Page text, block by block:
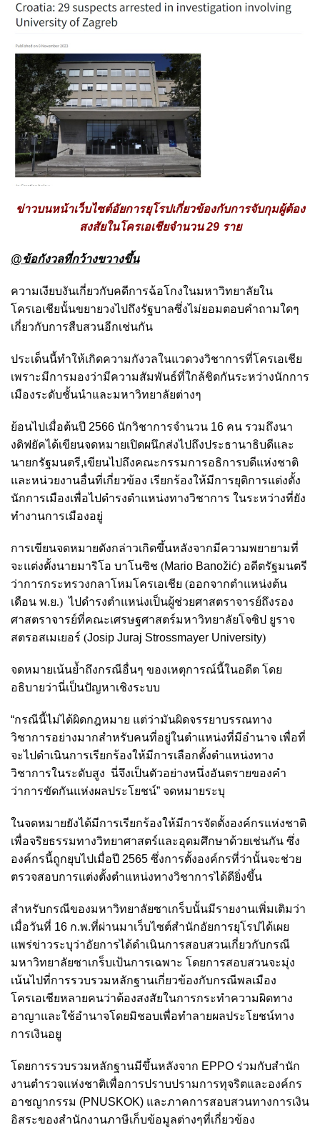
ข่าวบนหน้าเว็บไซต์อัยการยุโรปเกี่ยวข้องกับการจับกุมผู้ต้อง
สงสัยในโครเอเชียจำนวน 29 ราย
@ข้อกังวลที่กว้างขวางขึ้น
ความเงียบงันเกี่ยวกับคดีการฉ้อโกงในมหาวิทยาลัยใน
โครเอเชียนั้นขยายวงไปถึงรัฐบาลซึ่งไม่ยอมตอบคำถามใดๆ
เกี่ยวกับการสืบสวนอีกเช่นกัน
ประเด็นนี้ทำให้เกิดความกังวลในแวดวงวิชาการที่โครเอเชีย
เพราะมีการมองว่ามีความสัมพันธ์ที่ใกล้ชิดกันระหว่างนักการ
เมืองระดับชั้นนำและมหาวิทยาลัยต่างๆ
ย้อนไปเมื่อต้นปี 2566 นักวิชาการจำนวน 16 คน รวมถึงนา
งดิฟยัคได้เขียนจดหมายเปิดผนึกส่งไปถึงประธานาธิบดีและ
นายกรัฐมนตรี,เขียนไปถึงคณะกรรมการอธิการบดีแห่งชาติ
และหน่วยงานอื่นที่เกี่ยวข้อง เรียกร้องให้มีการยุติการแต่งตั้ง
นักการเมืองเพื่อไปดำรงตำแหน่งทางวิชาการ ในระหว่างที่ยัง
ทำงานการเมืองอยู่
การเขียนจดหมายดังกล่าวเกิดขึ้นหลังจากมีความพยายามที่
จะแต่งตั้งนายมาริโอ บาโนซิช (Mario Banožić) อดีตรัฐมนตรี
ว่าการกระทรวงกลาโหมโครเอเชีย (ออกจากตำแหน่งต้น
เดือน พ.ย.) ไปดำรงตำแหน่งเป็นผู้ช่วยศาสตราจารย์ถึงรอง
ศาสตราจารย์ที่คณะเศรษฐศาสตร์มหาวิทยาลัยโจซิป ยูราจ
สตรอสเมเยอร์ (Josip Juraj Strossmayer University)
จดหมายเน้นย้ำถึงกรณีอื่นๆ ของเหตุการณ์นี้ในอดีต โดย
อธิบายว่านี่เป็นปัญหาเชิงระบบ
“กรณีนี้ไม่ได้ผิดกฎหมาย แต่ว่ามันผิดจรรยาบรรณทาง
วิชาการอย่างมากสําหรับคนที่อยู่ในตําแหน่งที่มีอํานาจ เพื่อที่
จะไปดำเนินการเรียกร้องให้มีการเลือกตั้งตำแหน่งทาง
วิชาการในระดับสูง นี่จึงเป็นตัวอย่างหนึ่งอันตรายของคำ
ว่าการขัดกันแห่งผลประโยชน์” จดหมายระบุ
ในจดหมายยังได้มีการเรียกร้องให้มีการจัดตั้งองค์กรแห่งชาติ
เพื่อจริยธรรมทางวิทยาศาสตร์และอุดมศึกษาด้วยเช่นกัน ซึ่ง
องค์กรนี้ถูกยุบไปเมื่อปี 2565 ซึ่งการตั้งองค์กรที่ว่านั้นจะช่วย
ตรวจสอบการแต่งตั้งตำแหน่งทางวิชาการได้ดียิ่งขึ้น
สำหรับกรณีของมหาวิทยาลัยซาเกร็บนั้นมีรายงานเพิ่มเติมว่า
เมื่อวันที่ 16 ก.พ.ที่ผ่านมาเว็บไซต์สำนักอัยการยุโรปได้เผย
แพร่ข่าวระบุว่าอัยการได้ดำเนินการสอบสวนเกี่ยวกับกรณี
มหาวิทยาลัยซาเกร็บเป้นการเฉพาะ โดยการสอบสวนจะมุ่ง
เน้นไปที่การรวบรวมหลักฐานเกี่ยวข้องกับกรณีพลเมือง
โครเอเชียหลายคนว่าต้องสงสัยในการกระทำความผิดทาง
อาญาและใช้อำนาจโดยมิชอบเพื่อทำลายผลประโยชน์ทาง
การเงินอยู
โดยการรวบรวมหลักฐานมีขึ้นหลังจาก EPPO ร่วมกับสํานัก
งานตํารวจแห่งชาติเพื่อการปราบปรามการทุจริตและองค์กร
อาชญากรรม (PNUSKOK) และภาคการสอบสวนทางการเงิน
อิสระของสํานักงานภาษีเก็บข้อมูลต่างๆที่เกี่ยวข้อง